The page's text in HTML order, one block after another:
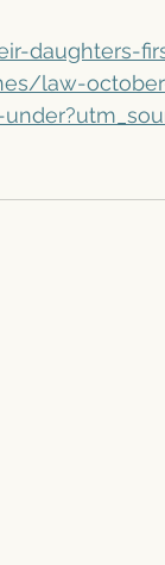
daughters-
law-